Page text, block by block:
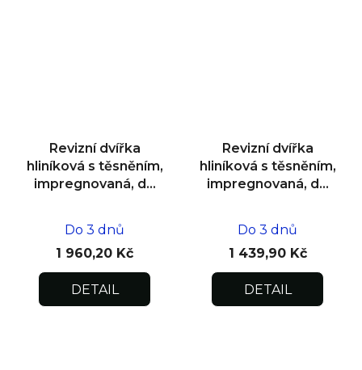
Revizní dvířka
hliníková s těsněním,
impregnovaná, do
Do 3 dnů
1 960,20 Kč
DETAIL
Revizní dvířka
hliníková s těsněním,
impregnovaná, do
Do 3 dnů
1 439,90 Kč
DETAIL